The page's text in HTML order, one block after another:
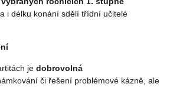
i délku konání sdělí třídní učitelé
je dobrovolná
či řešení problémové kázně, ale